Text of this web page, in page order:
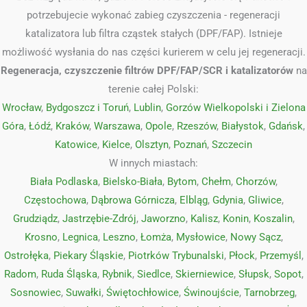
potrzebujecie wykonać zabieg czyszczenia - regeneracji
katalizatora lub filtra cząstek stałych (DPF/FAP). Istnieje
możliwość wysłania do nas części kurierem w celu jej regeneracji.
Regeneracja, czyszczenie filtrów DPF/FAP/SCR i katalizatorówna
terenie całej Polski:
Wrocław, Bydgoszcz i Toruń, Lublin, Gorzów Wielkopolski i Zielona
Góra, Łódź, Kraków, Warszawa, Opole, Rzeszów, Białystok, Gdańsk,
Katowice, Kielce, Olsztyn, Poznań, Szczecin
W innych miastach:
Biała Podlaska, Bielsko-Biała, Bytom, Chełm, Chorzów,
Częstochowa, Dąbrowa Górnicza, Elbląg, Gdynia, Gliwice,
Grudziądz, Jastrzębie-Zdrój, Jaworzno, Kalisz, Konin, Koszalin,
Krosno, Legnica, Leszno, Łomża, Mysłowice, Nowy Sącz,
Ostrołęka, Piekary Śląskie, Piotrków Trybunalski, Płock, Przemyśl ,
Radom, Ruda Śląska, Rybnik, Siedlce, Skierniewice, Słupsk, Sopot,
Sosnowiec, Suwałki, Świętochłowice, Świnoujście, Tarnobrzeg,